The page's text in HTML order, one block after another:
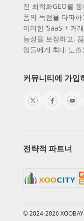
진 최적화GEO를
폼의 독점을 타파
이러한 ‘SaaS + 거
능성을 보장하고,
업들에게 최대 노
커뮤니티에 가입
전략적 파트너
© 2024-2026